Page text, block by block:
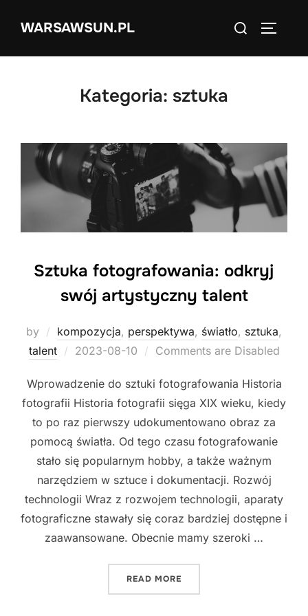
WARSAWSUN.PL
Search
Kategoria: sztuka
Sztuka fotografowania: odkryj
swój artystyczny talent
by kompozycja, perspektywa, światło, sztuka,
talent
Posted
2023-08-10 Comments are Disabled
Wprowadzenie do sztuki fotografowania Historia
fotografii Historia fotografii sięga XIX wieku, kiedy
to po raz pierwszy udokumentowano obraz za
pomocą światła. Od tego czasu fotografowanie
stało się popularnym hobby, a także ważnym
narzędziem w sztuce i dokumentacji. Rozwój
technologii Wraz z rozwojem technologii, aparaty
fotograficzne stawały się coraz bardziej dostępne i
zaawansowane. Obecnie mamy szeroki …
READ MORE